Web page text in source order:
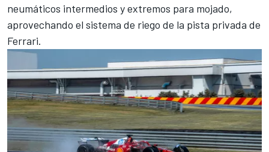
neumáticos intermedios y extremos para mojado,
aprovechando el sistema de riego de la pista privada de
Ferrari.